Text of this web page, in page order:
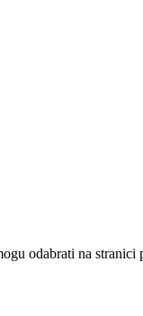
odabrati na stranici